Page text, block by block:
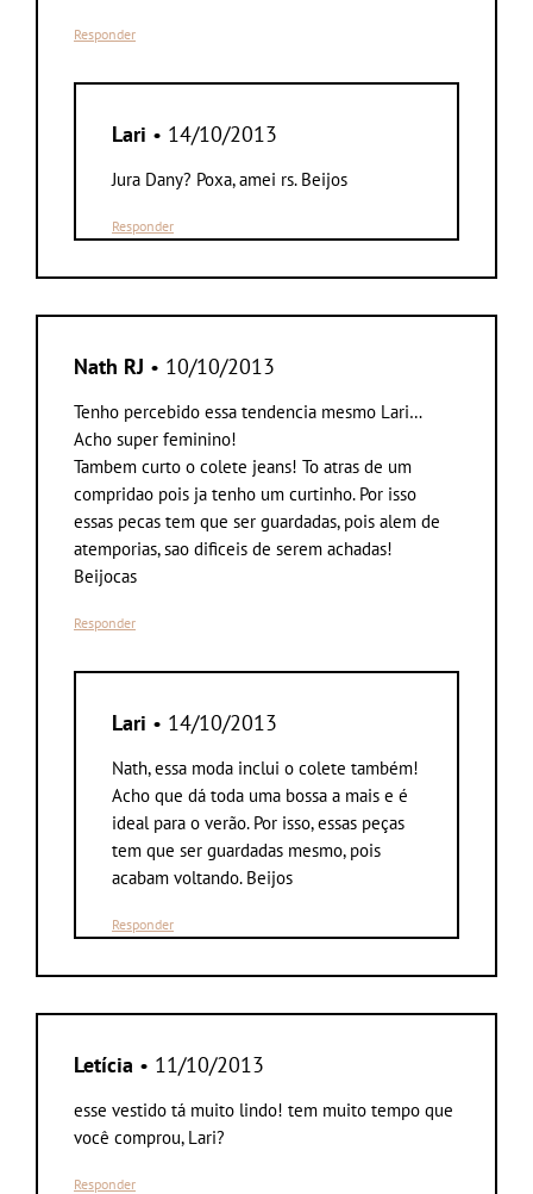
Responder
Lari • 14/10/2013
Jura Dany? Poxa, amei rs. Beijos
Responder
Nath RJ • 10/10/2013
Tenho percebido essa tendencia mesmo Lari…
Acho super feminino!
Tambem curto o colete jeans! To atras de um
compridao pois ja tenho um curtinho. Por isso
essas pecas tem que ser guardadas, pois alem de
atemporias, sao dificeis de serem achadas!
Beijocas
Responder
Lari • 14/10/2013
Nath, essa moda inclui o colete também!
Acho que dá toda uma bossa a mais e é
ideal para o verão. Por isso, essas peças
tem que ser guardadas mesmo, pois
acabam voltando. Beijos
Responder
Letícia • 11/10/2013
esse vestido tá muito lindo! tem muito tempo que
você comprou, Lari?
Responder